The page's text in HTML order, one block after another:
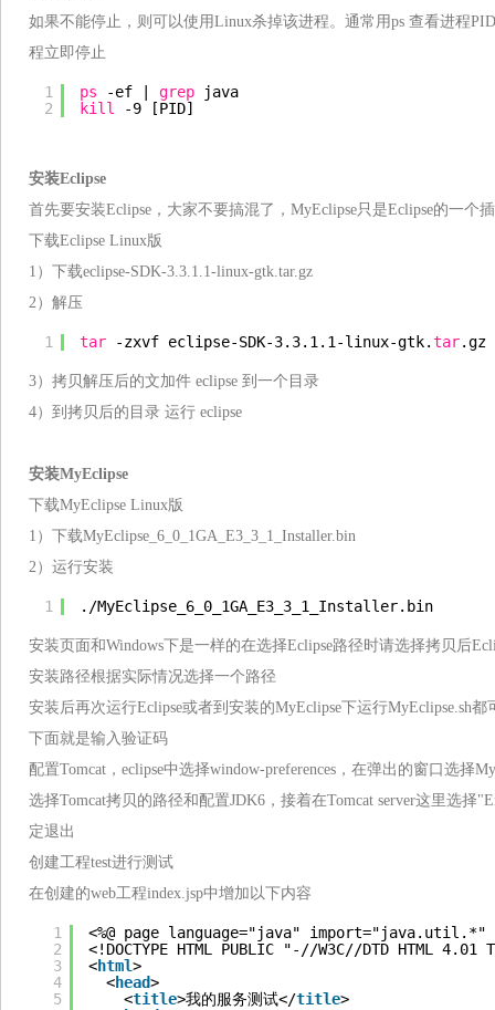
如果不能停止，则可以使用Linux杀掉该进程。通常用ps 查看进程
程立即停止
1
2
ps -ef | grep
java
kill
-9 [PID]
安装Eclipse
首先要安装Eclipse，大家不要搞混了，MyEclipse只是Eclipse的一个
下载Eclipse Linux版
1）下载eclipse-SDK-3.3.1.1-linux-gtk.tar.gz
2）解压
1 tar -zxvf eclipse-SDK-3.3.1.1-linux-gtk.tar.gz
3）拷贝解压后的文加件 eclipse 到一个目录
4）到拷贝后的目录 运行 eclipse
安装MyEclipse
下载MyEclipse Linux版
1）下载MyEclipse_6_0_1GA_E3_3_1_Installer.bin
2）运行安装
1 . /MyEclipse_6_0_1GA_E3_3_1_Installer.bin
安装页面和Windows下是一样的在选择Eclipse路径时请选择拷贝后
安装路径根据实际情况选择一个路径
安装后再次运行Eclipse或者到安装的MyEclipse下运行MyEclipse.sh都
下面就是输入验证码
配置Tomcat，eclipse中选择window-preferences，在弹出的窗口选择
选择Tomcat拷贝的路径和配置JDK6，接着在Tomcat server这里选择
定退出
创建工程test进行测试
在创建的web工程index.jsp中增加以下内容
1
2
3
4
5
<%@ page language="java" import="java.util.*"
<!DOCTYPE HTML PUBLIC "-//W3C//DTD HTML
<html>
<head>
<title>我的服务测试</title>